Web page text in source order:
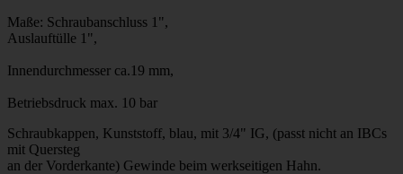
Maße: Schraubanschluss 1",
Auslauftülle 1",
Innendurchmesser ca.19 mm,
Betriebsdruck max. 10 bar
Schraubkappen, Kunststoff, blau, mit 3/4" IG, (passt nicht an IBCs
mit Quersteg
an der Vorderkante) Gewinde beim werkseitigen Hahn.